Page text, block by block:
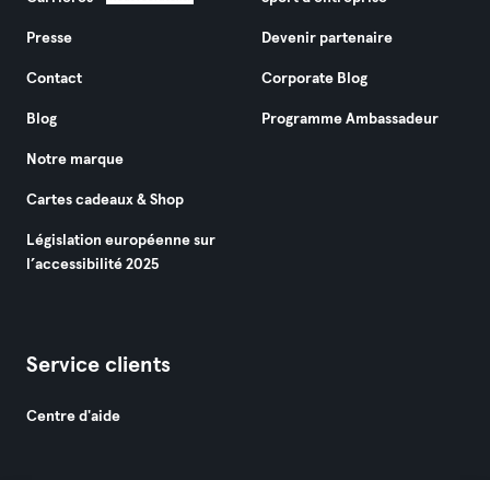
Presse
Contact
Blog
Notre marque
Cartes cadeaux & Shop
Législation européenne sur
l’accessibilité 2025
Devenir partenaire
Corporate Blog
Programme Ambassadeur
Service clients
Centre d'aide